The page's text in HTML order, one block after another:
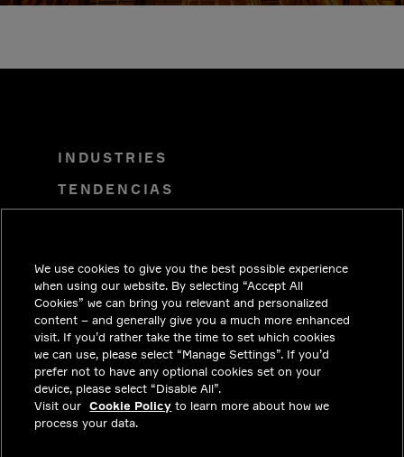
INDUSTRIES
TENDENCIAS
INVERSIONISTAS
SALA DE PRENSA
COMUNÍCATE CON NOSOTROS
PRIVACY
CUMPLIMIENTO Y ASUNTOS
LEGALES
We use cookies to give you the best possible experience
when using our website. By selecting “Accept All
Cookies” we can bring you relevant and personalized
content – and generally give you a much more enhanced
visit. If you’d rather take the time to set which cookies
we can use, please select “Manage Settings”. If you’d
prefer not to have any optional cookies set on your
device, please select “Disable All”.
Visit our Cookie Policy to learn more about how we
process your data.